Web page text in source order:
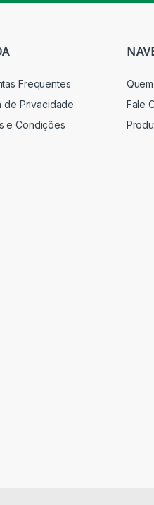
Frequentes
de Privacidade
e Condições
Fale